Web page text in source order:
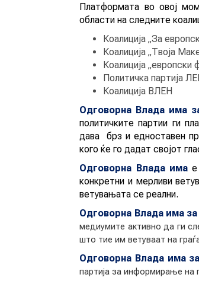
Новост
Платформата во овој
области на следните
Коалиција „За
Коалиција „Твоја
Коалиција „европски
Политичка партија
Коалиција ВЛЕН
Одговорна Влада има
политичките партии ги
дава брз и едноставен
кого ќе го дадат својот
Одговорна Влада има
конкретни и мерливи
ветувањата се реални.
Одговорна Влада има
медиумите активно да ги
што тие им ветуваат на
Одговорна Влада има
партија за информирање на